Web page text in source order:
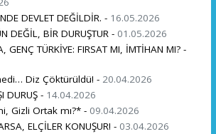
DEVLET DEĞİLDİR. - 16.05.2026
DEĞİL, BİR DURUŞTUR - 01.05.2026
GENÇ TÜRKİYE: FIRSAT MI, İMTİHAN MI? -
Diz Çöktürüldü! - 20.04.2026
DURUŞ - 14.04.2026
Gizli Ortak mı?* - 09.04.2026
ELÇİLER KONUŞUR! - 03.04.2026